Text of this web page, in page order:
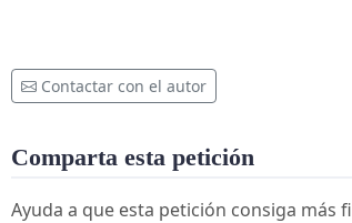
Contactar con el autor
Comparta esta petición
Ayuda a que esta petición consiga más